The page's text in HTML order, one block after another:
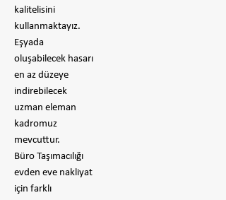
kalitelisini
kullanmaktayız.
Eşyada
oluşabilecek hasarı
en az düzeye
indirebilecek
uzman eleman
kadromuz
mevcuttur.
Büro Taşımacılığı
evden eve nakliyat
için farklı